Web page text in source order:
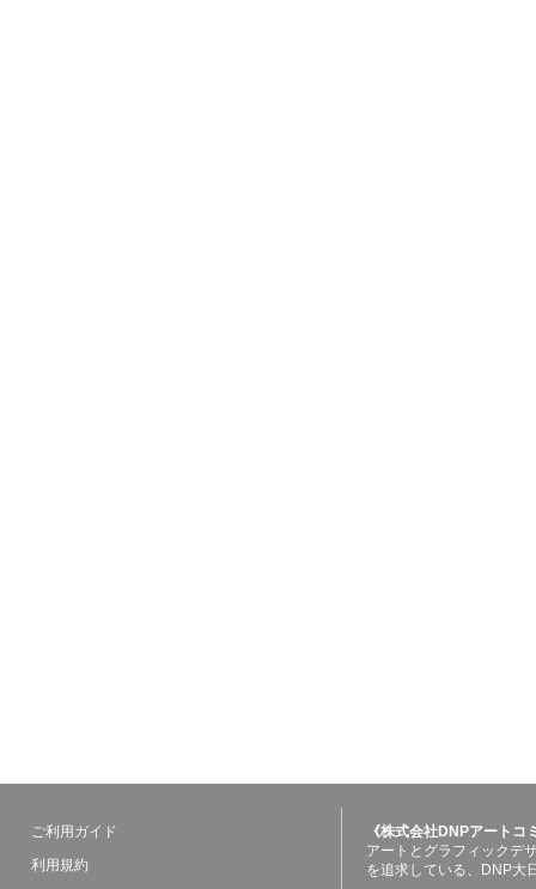
ご利用ガイド
利用規約
《株式会社DNPアート
アートとグラフィックデ
を追求している、DNP大